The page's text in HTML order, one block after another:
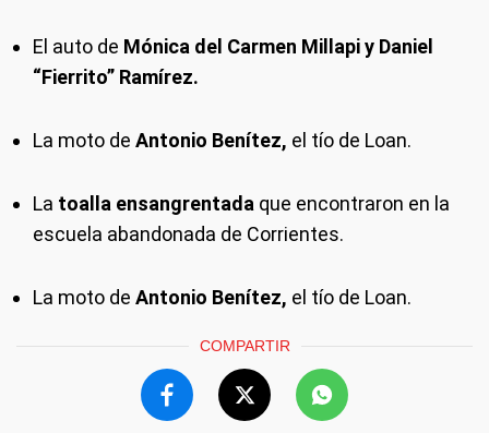
El auto de Mónica del Carmen Millapi y Daniel
“Fierrito” Ramírez.
La moto de Antonio Benítez, el tío de Loan.
La toalla ensangrentada que encontraron en la
escuela abandonada de Corrientes.
La moto de Antonio Benítez, el tío de Loan.
COMPARTIR